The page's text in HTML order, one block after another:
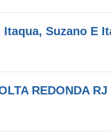
Itaqua, Suzano E
REDONDA RJ